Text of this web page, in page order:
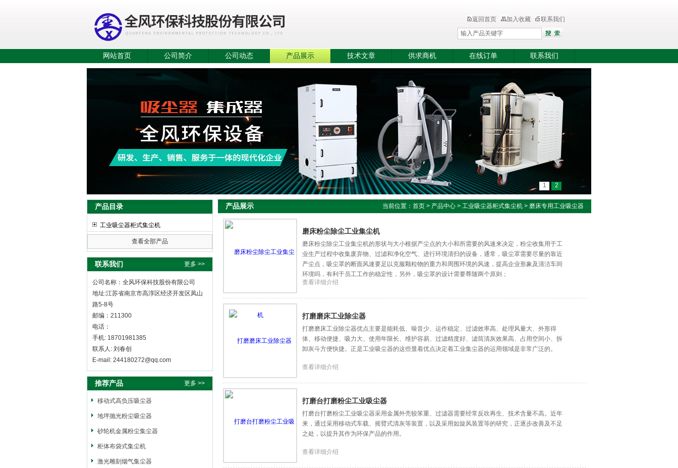
返回首页 加入收藏 联系我们
网站首页 公司简介 公司动态 产品展示 技术文章 供求商机 在线订单 联系我们
1 2
产品目录
工业吸尘器柜式集尘机
查看全部产品
联系我们 更多 >>
公司名称：全风环保科技股份有限公司
地址:江苏省南京市高淳区经济开发区凤山
路5-8号
邮编：211300
电话：
手机: 18701981385
联系人: 刘春创
E-mail: 244180272@qq.com
推荐产品 更多 >>
移动式高负压吸尘器
地坪抛光粉尘吸尘器
砂轮机金属粉尘集尘器
柜体布袋式集尘机
激光雕刻烟气集尘器
产品展示 当前位置： 首页 > 产品中心 > 工业吸尘器柜式集尘机 > 磨床专用工业吸尘器
磨床粉尘除尘工业集尘机
磨床粉尘除尘工业集尘机的形状与大小根据产尘点的大小和所需要的风速来决定，粉尘收集用于工
业生产过程中收集废弃物、过滤和净化空气、进行环境清扫的设备，通常，吸尘罩需要尽量的靠近
产尘点，吸尘罩的断面风速要足以克服颗粒物的重力和周围环境的风速，提高企业形象及清洁车间
环境吗，有利于员工工作的稳定性，另外，吸尘罩的设计需要尊随两个原则；
查看详细介绍
打磨磨床工业除尘器
打磨磨床工业除尘器优点主要是能耗低、噪音少、运作稳定、过滤效率高、处理风量大、外形得
体、移动便捷、吸力大、使用年限长、维护容易、过滤精度好、滤筒清灰效果高、占用空间小、拆
卸灰斗方便快捷。正是工业吸尘器的这些显着优点决定着工业集尘器的运用领域是非常广泛的。
查看详细介绍
打磨台打磨粉尘工业吸尘器
打磨台打磨粉尘工业吸尘器采用金属外壳较笨重、过滤器需要经常反吹再生、技术含量不高。近年
来，通过采用移动式车载、摇臂式清灰等装置，以及采用如旋风装置等的研究，正逐步改善及不足
之处，以提升其作为环保产品的作用。
查看详细介绍